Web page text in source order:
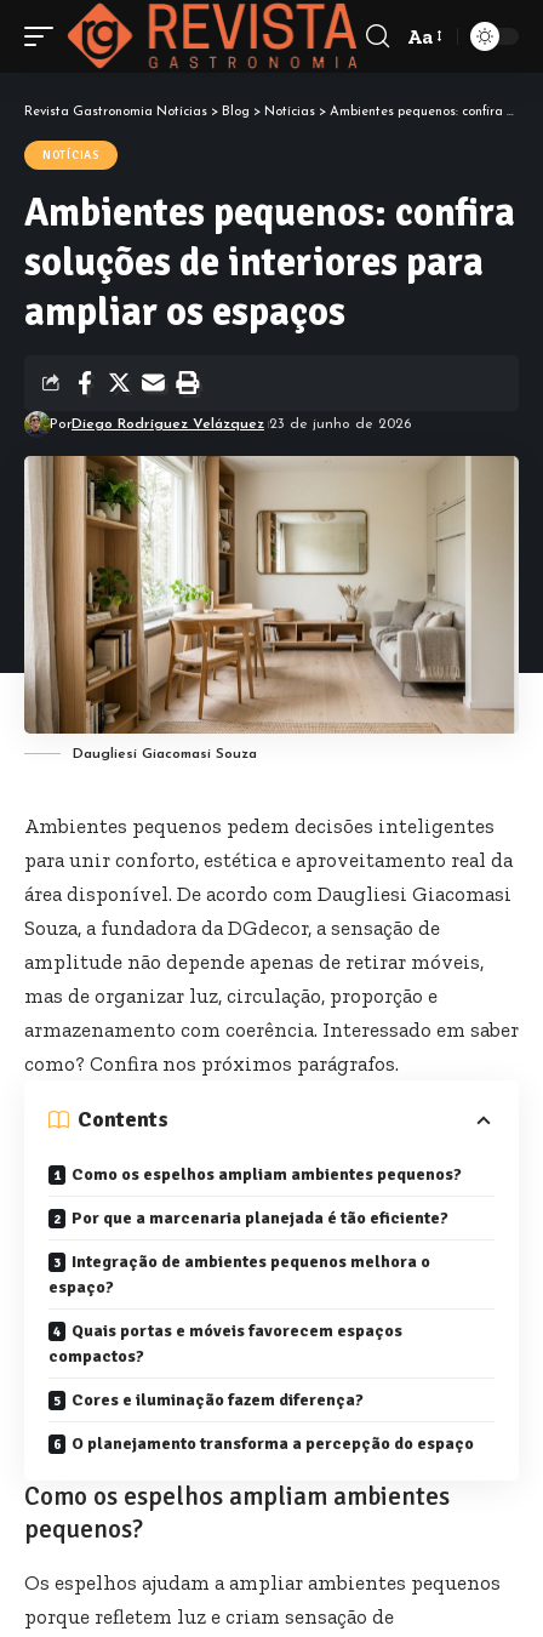
Font
Aa
Revista Gastronomia Notícias > Blog > Notícias > Ambientes pequenos: confira soluções de interiores para ampliar os espaços
NOTÍCIAS
Ambientes pequenos: confira
soluções de interiores para
ampliar os espaços
PorDiego Rodríguez Velázquez 23 de junho de 2026
Daugliesi Giacomasi Souza
Ambientes pequenos pedem decisões inteligentes
para unir conforto, estética e aproveitamento real da
área disponível. De acordo com Daugliesi Giacomasi
Souza, a fundadora da DGdecor, a sensação de
amplitude não depende apenas de retirar móveis,
mas de organizar luz, circulação, proporção e
armazenamento com coerência. Interessado em saber
como? Confira nos próximos parágrafos.
Contents
Como os espelhos ampliam ambientes pequenos?
Por que a marcenaria planejada é tão eficiente?
Integração de ambientes pequenos melhora o
espaço?
Quais portas e móveis favorecem espaços
compactos?
Cores e iluminação fazem diferença?
O planejamento transforma a percepção do espaço
Como os espelhos ampliam ambientes
pequenos?
Os espelhos ajudam a ampliar ambientes pequenos
porque refletem luz e criam sensação de